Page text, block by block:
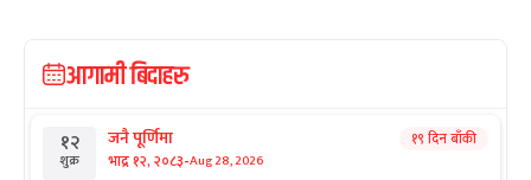
आगामी बिदाहरु
१२
शुक्र
जनै पूर्णिमा
भाद्र १२, २०८३-Aug 28, 2026
१९ दिन बाँकी